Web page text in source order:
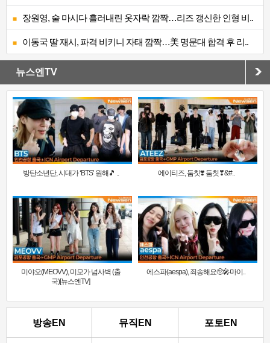
장원영, 술 마시다 흘러내린 옷자락 깜짝…리즈 갱신한 인형 비..
이동국 딸 재시, 파격 비키니 자태 깜짝…美 명문대 합격 후 리..
뉴스엔TV
방탄소년단, 시대가 ‘BTS’ 원해🎵 .. 에이티즈, 둠칫❣️ 둠칫❣&#..
미야오(MEOVV), 미모가 넘사벽 (출
국)[뉴스엔TV]
에스파(aespa), 죄송해요🥺🎤마이..
방송EN 뮤직EN 포토EN